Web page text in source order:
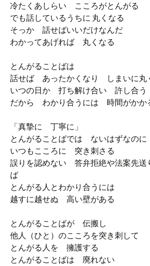
冷たくあしらい こころがとんがる
でも話しているうちに 丸くなる
そっか 話せばいいだけなんだ
わかってあげれば 丸くなる
とんがることばは
話せば あったかくなり しまいに丸
いつの日か 打ち解け合い 許し合う
だから わかり合うには 時間がかか
「真摯に 丁寧に」
とんがることばでは ないはずなのに
いつもこころに 突き刺さる
誤りを認めない 答弁拒絶や法案先送
ば
とんがる人とわかり合うには
越すに越せぬ 高い壁がある
とんがることばが 伝搬し
他人（ひと）のこころを突き刺して
とんがる人を 擁護する
とんがることばは 廃れない